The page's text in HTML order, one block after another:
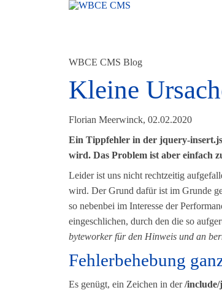
WBCE CMS Blog
Kleine
Florian Meerwinck, 02.02.2020
Ein Tippfehler in der jquery-
wird. Das Problem ist aber einfach
Leider ist uns nicht rechtzeitig
wird. Der Grund dafür ist im Grunde
so nebenbei im Interesse der
eingeschlichen, durch den die so
byteworker für den Hinweis und an
Fehlerbehebung
Es genügt, ein Zeichen in der/